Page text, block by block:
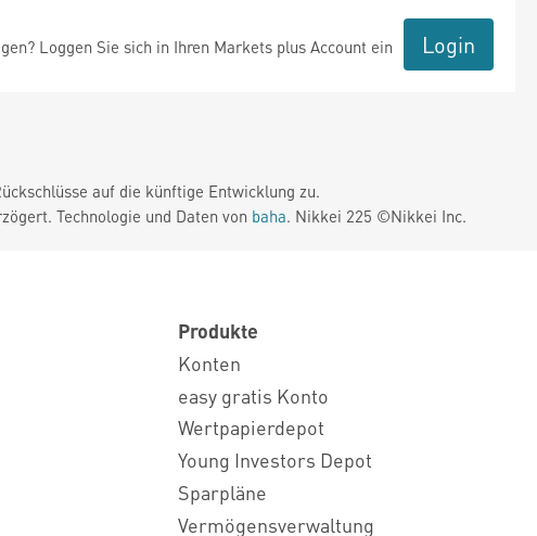
Loggen Sie sich in Ihren Markets plus Account ein Login
auf die künftige Entwicklung zu.
Technologie und Daten von baha. Nikkei 225 ©Nikkei Inc.
Produkte
Konten
easy gratis Konto
Wertpapierdepot
Young Investors Depot
Sparpläne
Vermögensverwaltung